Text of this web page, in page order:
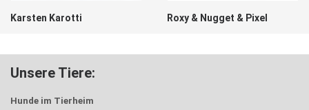
Karsten Karotti Roxy & Nugget & Pixel
Unsere Tiere:
Hunde im Tierheim